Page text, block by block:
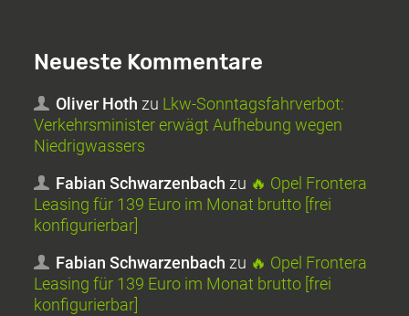
Neueste Kommentare
Oliver Hoth zu Lkw-Sonntagsfahrverbot:
Verkehrsminister erwägt Aufhebung wegen
Niedrigwassers
Fabian Schwarzenbach zu 🔥 Opel Frontera
Leasing für 139 Euro im Monat brutto [frei
konfigurierbar]
Fabian Schwarzenbach zu 🔥 Opel Frontera
Leasing für 139 Euro im Monat brutto [frei
konfigurierbar]